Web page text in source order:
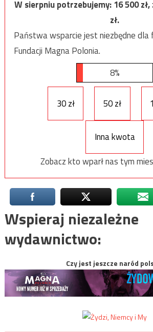
W sierpniu potrzebujemy:16 500
zł.
Państwa wsparcie jest niezbędne dla
Fundacji Magna Polonia.
8%
30 zł 50 zł
Inna kwota
Zobacz kto wparł nas tym
Wspieraj niezależne
wydawnictwo:
Czy jest jeszcze naród